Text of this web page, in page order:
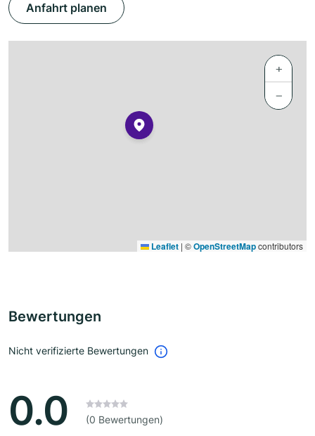
Anfahrt planen
+
−
Leaflet | ©OpenStreetMapcontributors
Bewertungen
Nicht verifizierte Bewertungen
0.0 (0 Bewertungen)